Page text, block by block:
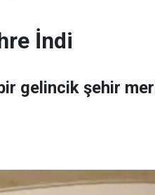
İndi
gelincik şehir